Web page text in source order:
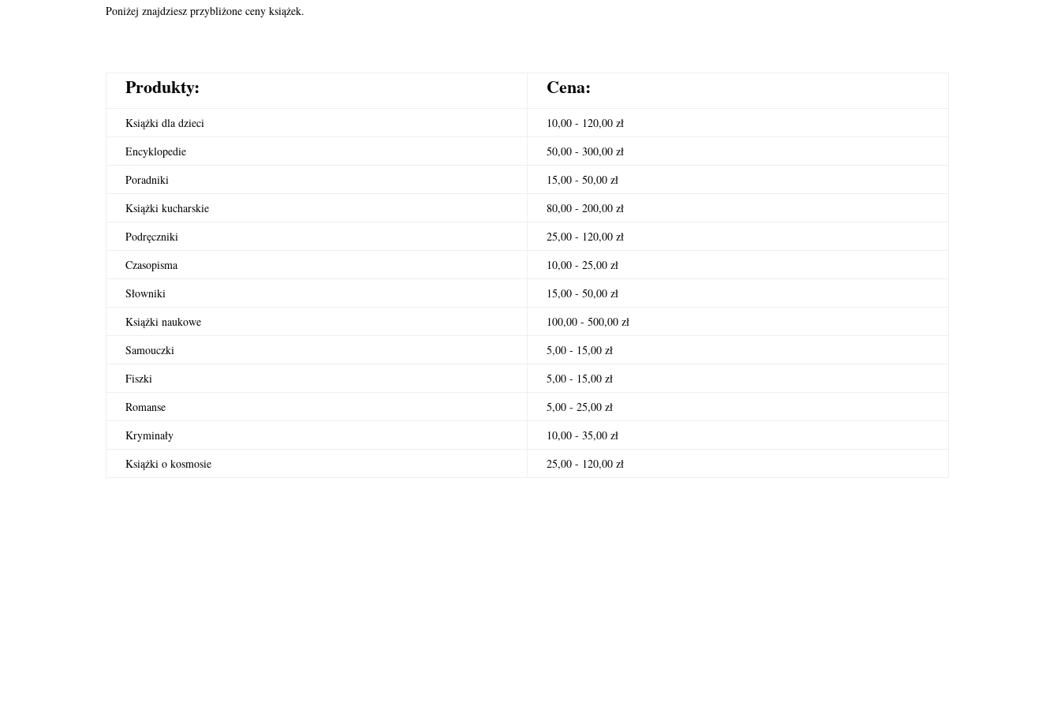
Poniżej znajdziesz przybliżone ceny książek.
Produkty: Cena:
Książki dla dzieci
10,00 - 120,00 zł
Encyklopedie
50,00 - 300,00 zł
Poradniki
15,00 - 50,00 zł
Książki kucharskie
80,00 - 200,00 zł
Podręczniki
25,00 - 120,00 zł
Czasopisma
10,00 - 25,00 zł
Słowniki
15,00 - 50,00 zł
Książki naukowe
100,00 - 500,00 zł
Samouczki
5,00 - 15,00 zł
Fiszki
5,00 - 15,00 zł
Romanse
5,00 - 25,00 zł
Kryminały
10,00 - 35,00 zł
Książki o kosmosie
25,00 - 120,00 zł